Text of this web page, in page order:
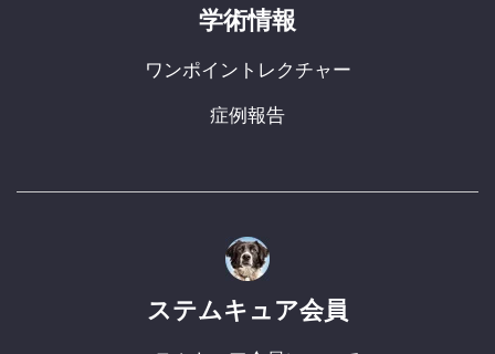
学術情報
ワンポイントレクチャー
症例報告
ステムキュア会員